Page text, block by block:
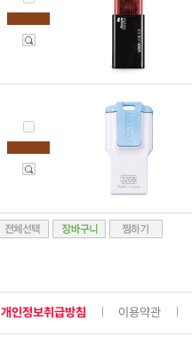
개인정보취급방침 이용약관